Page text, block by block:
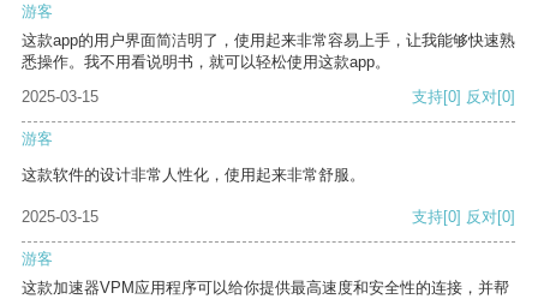
游客
这款app的用户界面简洁明了，使用起来非常容易上手，让我能够快速熟
悉操作。我不用看说明书，就可以轻松使用这款app。
2025-03-15
支持[0] 反对[0]
游客
这款软件的设计非常人性化，使用起来非常舒服。
2025-03-15 支持[0] 反对[0]
游客
这款加速器VPM应用程序可以给你提供最高速度和安全性的连接，并帮